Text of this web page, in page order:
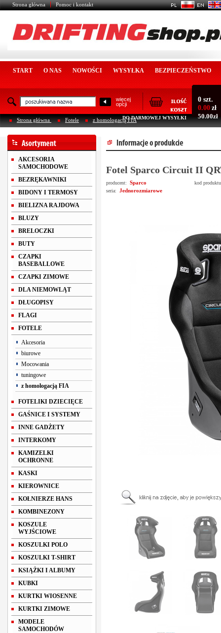
Strona główna Pomoc i kontakt
START O NAS NOWOŚCI WYSYŁKA BEZPIECZEŃSTWO
więcej
opcji
0 szt.
0.00 zł
DO DARMOWEJ WYSYŁKI 50.00zł
Strona główna Fotele z homologacją FIA
AKCESORIA
SAMOCHODOWE
BEZRĘKAWNIKI
BIDONY I TERMOSY
BIELIZNA RAJDOWA
BLUZY
BRELOCZKI
BUTY
CZAPKI
BASEBALLOWE
CZAPKI ZIMOWE
DLA NIEMOWLĄT
DŁUGOPISY
FLAGI
FOTELE
Akcesoria
biurowe
Mocowania
tuningowe
z homologacją FIA
FOTELIKI DZIECIĘCE
GAŚNICE I SYSTEMY
INNE GADŻETY
INTERKOMY
KAMIZELKI
OCHRONNE
KASKI
KIEROWNICE
KOŁNIERZE HANS
KOMBINEZONY
KOSZULE
WYJŚCIOWE
KOSZULKI POLO
KOSZULKI T-SHIRT
KSIĄŻKI I ALBUMY
KUBKI
KURTKI WIOSENNE
KURTKI ZIMOWE
MODELE
SAMOCHODÓW
Fotel Sparco Circuit II
producent: Sparco
kod
seria:
Jednorozmiarowe